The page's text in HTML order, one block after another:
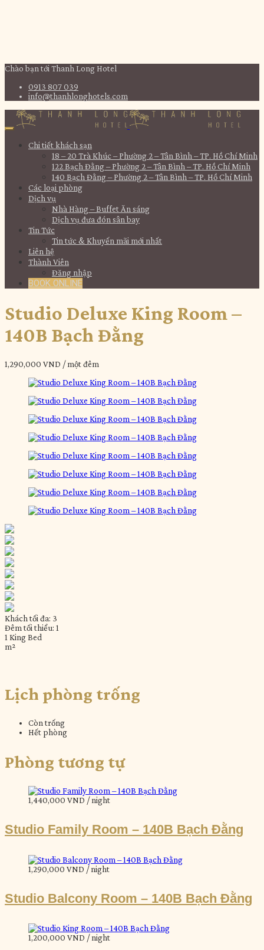
Chào bạn tới Thanh Long Hotel
0913 807 039
info@thanhlonghotels.com
Chi tiết khách sạn
18 – 20 Trà Khúc – Phường 2 – Tân Bình – TP. Hồ Chí Minh
122 Bạch Đằng – Phường 2 – Tân Bình – TP. Hồ Chí Minh
140 Bạch Đằng – Phường 2 – Tân Bình – TP. Hồ Chí Minh
Các loại phòng
Dịch vụ
Nhà Hàng – Buffet Ăn sáng
Dịch vụ đưa đón sân bay
Tin Tức
Tin tức & Khuyến mãi mới nhất
Liên hệ
Thành Viên
Đăng nhập
BOOK ONLINE
Studio Deluxe King Room –
140B Bạch Đằng
1,290,000 VND / một đêm
Khách tối đa: 3
Đêm tối thiểu: 1
1 King Bed
m²
Lịch phòng trống
Còn trống
Hết phòng
Phòng tương tự
1,440,000 VND / night
Studio Family Room – 140B Bạch Đằng
1,290,000 VND / night
Studio Balcony Room – 140B Bạch Đằng
1,200,000 VND / night